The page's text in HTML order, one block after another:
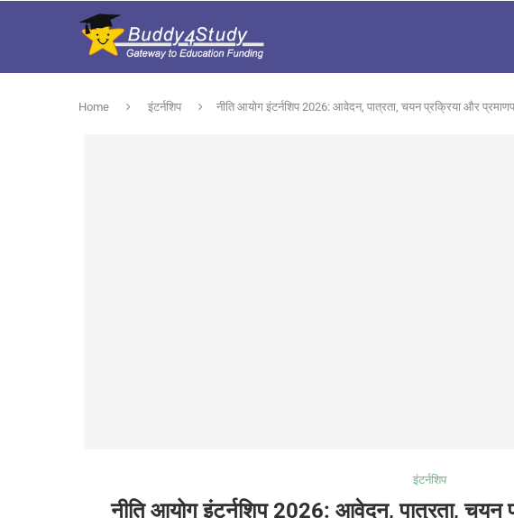
Home इंटर्नशिप नीति आयोग इंटर्नशिप 2026: आवेदन, पात्रता, चयन प्रक्रिया और
इंटर्नशिप
नीति आयोग इंटर्नशिप 2026: आवेदन, पात्रता, चयन